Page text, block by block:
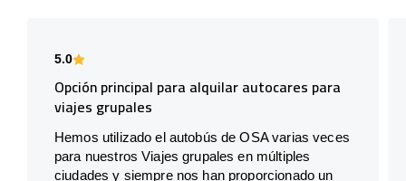
5.0
Opción principal para alquilar autocares para
viajes grupales
Hemos utilizado el autobús de OSA varias veces
para nuestros Viajes grupales en múltiples
ciudades y siempre nos han proporcionado un